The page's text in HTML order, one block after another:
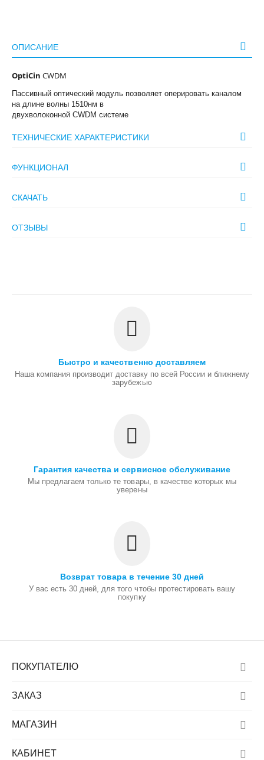
ОПИСАНИЕ
OptiCin CWDM
Пассивный оптический модуль позволяет оперировать каналом
на длине волны 1510нм в
двухволоконной CWDM системе
ТЕХНИЧЕСКИЕ ХАРАКТЕРИСТИКИ
ФУНКЦИОНАЛ
СКАЧАТЬ
ОТЗЫВЫ
Быстро и качественно доставляем
Наша компания производит доставку по всей России и ближнему
зарубежью
Гарантия качества и сервисное обслуживание
Мы предлагаем только те товары, в качестве которых мы
уверены
Возврат товара в течение 30 дней
У вас есть 30 дней, для того чтобы протестировать вашу
покупку
ПОКУПАТЕЛЮ
ЗАКАЗ
МАГАЗИН
КАБИНЕТ